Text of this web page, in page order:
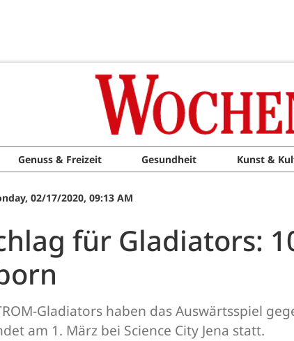
Genuss & Freizeit Gesundheit Kunst &
02/17/2020, 09:13 AM
für Gladiators:
Gladiators haben das Auswärtsspiel
am 1. März bei Science City Jena statt.